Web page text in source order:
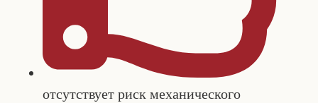
отсутствует риск механического